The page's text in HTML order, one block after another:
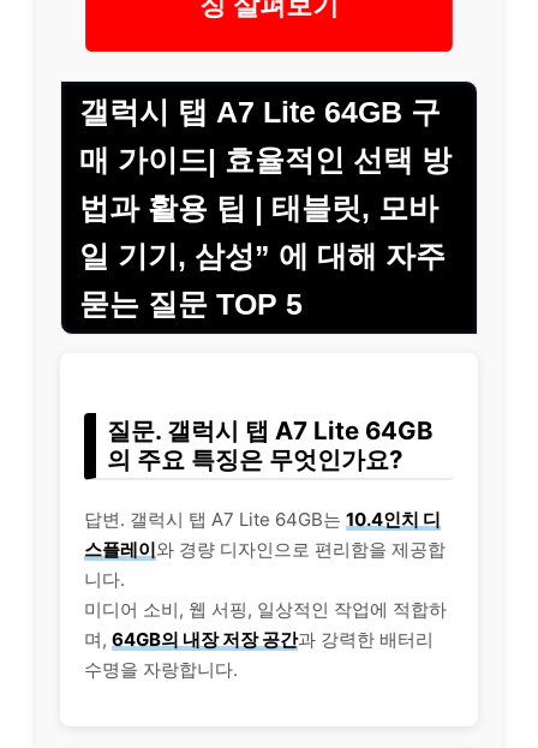
갤럭시 탭 A7 Lite 64GB 구
매 가이드| 효율적인 선택 방
법과 활용 팁 | 태블릿, 모바
일 기기, 삼성” 에 대해 자주
묻는 질문 TOP 5
질문. 갤럭시 탭 A7 Lite 64GB
의 주요 특징은 무엇인가요?
답변. 갤럭시 탭 A7 Lite 64GB는 10.4인치 디
스플레이와 경량 디자인으로 편리함을 제공합
니다.
미디어 소비, 웹 서핑, 일상적인 작업에 적합하
며, 64GB의 내장 저장 공간과 강력한 배터리
수명을 자랑합니다.